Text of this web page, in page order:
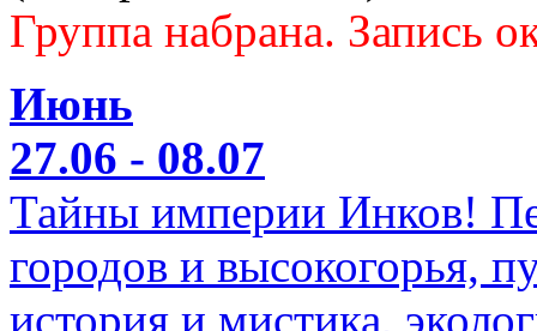
Группа набрана. Запись
Июнь
27.06 - 08.07
Тайны империи Инков!
городов и высокогорья,
история и мистика,